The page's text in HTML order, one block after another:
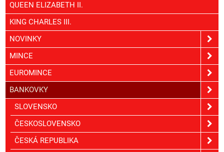
QUEEN ELIZABETH II.
KING CHARLES III.
NOVINKY
MINCE
EUROMINCE
BANKOVKY
SLOVENSKO
ČESKOSLOVENSKO
ČESKÁ REPUBLIKA